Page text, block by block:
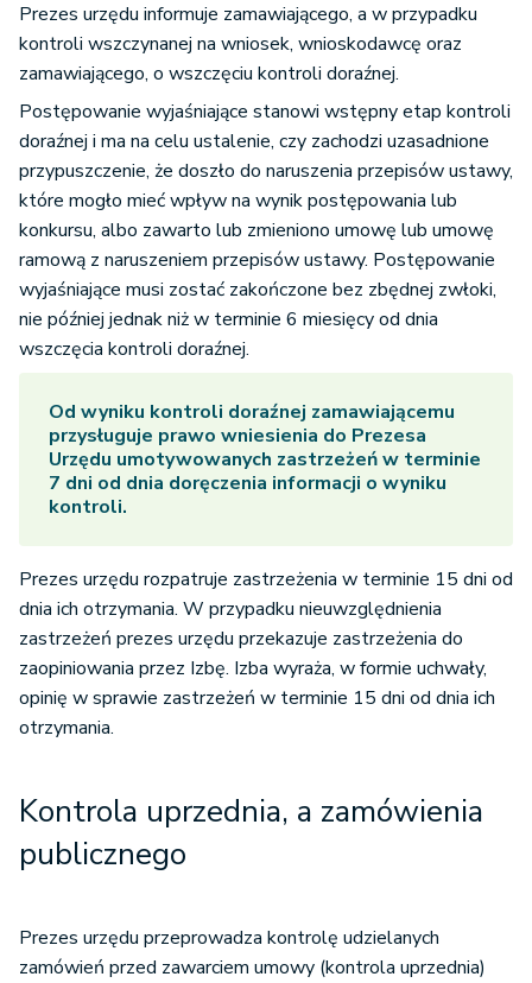
Prezes urzędu informuje zamawiającego, a w przypadku
kontroli wszczynanej na wniosek, wnioskodawcę oraz
zamawiającego, o wszczęciu kontroli doraźnej.
Postępowanie wyjaśniające stanowi wstępny etap kontroli
doraźnej i ma na celu ustalenie, czy zachodzi uzasadnione
przypuszczenie, że doszło do naruszenia przepisów ustawy,
które mogło mieć wpływ na wynik postępowania lub
konkursu, albo zawarto lub zmieniono umowę lub umowę
ramową z naruszeniem przepisów ustawy. Postępowanie
wyjaśniające musi zostać zakończone bez zbędnej zwłoki,
nie później jednak niż w terminie 6 miesięcy od dnia
wszczęcia kontroli doraźnej.
Od wyniku kontroli doraźnej zamawiającemu
przysługuje prawo wniesienia do Prezesa
Urzędu umotywowanych zastrzeżeń w terminie
7 dni od dnia doręczenia informacji o wyniku
kontroli.
Prezes urzędu rozpatruje zastrzeżenia w terminie 15 dni od
dnia ich otrzymania. W przypadku nieuwzględnienia
zastrzeżeń prezes urzędu przekazuje zastrzeżenia do
zaopiniowania przez Izbę. Izba wyraża, w formie uchwały,
opinię w sprawie zastrzeżeń w terminie 15 dni od dnia ich
otrzymania.
Kontrola uprzednia, a zamówienia
publicznego
Prezes urzędu przeprowadza kontrolę udzielanych
zamówień przed zawarciem umowy (kontrola uprzednia)